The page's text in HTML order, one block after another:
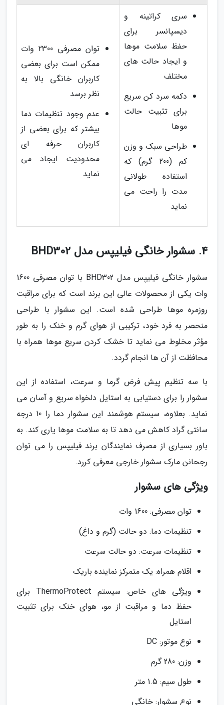
سری کراتینه و
دیسپانسر برای
حفظ سلامت موها
و ایجاد حالت های
مختلف
دکمه سرد کن سریع
برای تثبیت حالت
موها
طراحی سبک و وزن
کم (200 گرم) که
استفاده طولانی
مدت را راحت می
نماید
توان مصرفی 2300 وات
ممکن است برای بعضی
کاربران خانگی بالا به
نظر برسد
عدم وجود تنظیمات دما
بیشتر که برای بعضی از
کاربران حرفه ای
محدودیت ایجاد می
نماید
4. سشوار خانگی فیلیپس مدل BHD302
سشوار خانگی فیلیپس مدل BHD302 با توان مصرفی 1600
وات یکی از محصولات عالی این برند است که برای مراقبت
روزمره موها طراحی شده است. این سشوار با طراحی
منحصر به فرد خود، ترکیبی از هوای گرم و خنک را به طور
مؤثر مخلوط می نماید تا خشک کردن سریع موها همراه با
محافظت از آن ها انجام گردد.
با سه تنظیم پیش فرض گرما و سرعت، استفاده از این
سشوار را برای دستیابی به استایل دلخواه سریع و آسان می
نماید. بعلاوه، سیستم هوشمند این سشوار دما را 10 درجه
سانتی گراد کاهش می دهد تا به سلامت موها یاری کند. به
باور بسیاری از مصرف نمایندگان برند فیلیپس را می توان
رجحانن مارک سشوار خارجی معرفی کررد.
ویژگی های سشوار
توان مصرفی: 1600 وات
تنظیمات دما: دو حالت (گرم و داغ)
تنظیمات سرعت: دو حالت سرعت
اقلام همراه: یک متمرکز نماینده باریک
ویژگی های خاص: سیستم ThermoProtect برای
حفظ دما و مراقبت از مو، هوای خنک برای تثبیت
استایل
نوع موتور: DC
وزن: 280 گرم
طول سیم: 1.5 متر
نوع سشوار: خانگی